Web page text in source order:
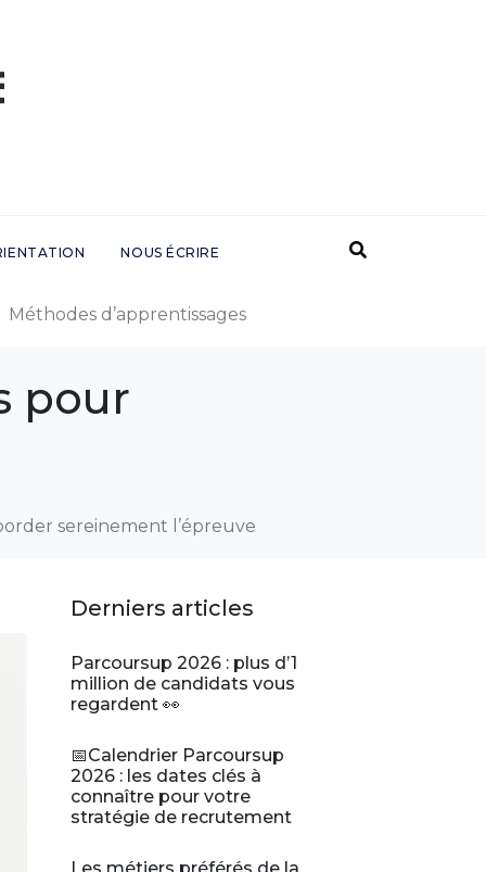
NOUS ÉCRIRE
Méthodes d’apprentissages
pour
sereinement l’épreuve
Derniers articles
Parcoursup 2026 : plus d’1
million de candidats vous
regardent 👀
📅Calendrier Parcoursup
2026 : les dates clés à
connaître pour votre
stratégie de recrutement